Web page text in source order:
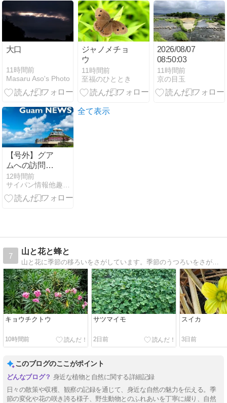
大口
11時間前
Masaru Aso's Photo
ジャノメチョ
ウ
11時間前
至福のひととき
2026/08/07
08:50:03
11時間前
京の目玉
【号外】グア
ムへの訪問者
数、4カ月連
続で減少【グ
アム】
12時間前
全て表示
7
山と花と蜂と
山と花に季節の移ろいをさがしています。季節のうつろいをさがし、蜜蜂の羽の音をききながら、野山をあるいています。
キョウチクトウ
10時間前
サツマイモ
2日前
スイカ
3日前
このブログのここがポイント
身近な植物と自然に関する詳細記録
日々の散策や収穫、観察の記録を通じて、身近な自然の魅力を伝える。季
節の変化や花の咲き誇る様子、野生動物とのふれあいを丁寧に綴り、自然